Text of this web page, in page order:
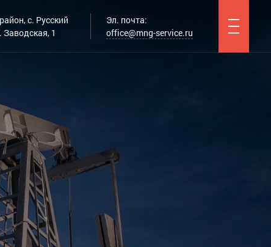
с. Русский
1
Эл. почта:
office@mng-service.ru